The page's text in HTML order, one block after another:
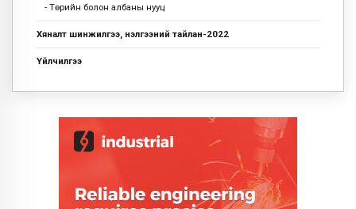
- Төрийн болон албаны нууц
Хяналт шинжилгээ, үнэлгээний тайлан-2022
Үйлчилгээ